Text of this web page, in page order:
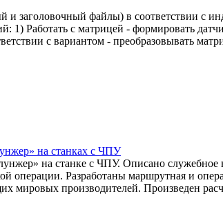
и заголовочный файлы) в соответствии с
Работать с матрицей - формировать
с вариантом - преобразовывать
на станках с ЧПУ
на станке с ЧПУ. Описано
операции. Разработаны маршрутная и
мировых производителей. Произведен